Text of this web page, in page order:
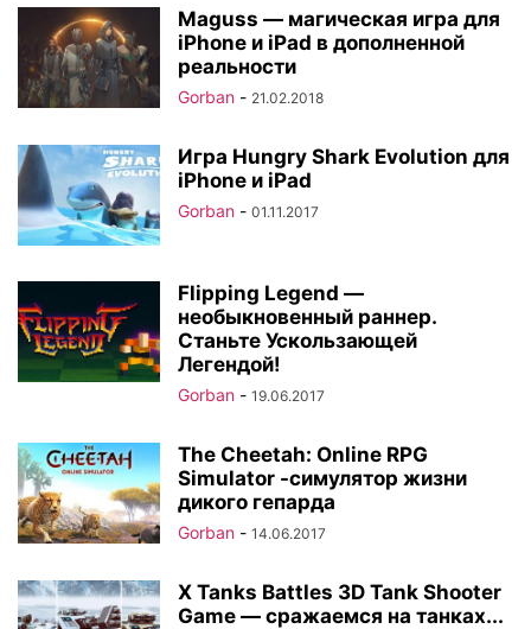
Maguss — магическая игра для
iPhone и iPad в дополненной
реальности
Gorban - 21.02.2018
Игра Hungry Shark Evolution для
iPhone и iPad
Gorban - 01.11.2017
Flipping Legend —
необыкновенный раннер.
Станьте Ускользающей
Легендой!
Gorban - 19.06.2017
The Cheetah: Online RPG
Simulator -симулятор жизни
дикого гепарда
Gorban - 14.06.2017
X Tanks Battles 3D Tank Shooter
Game — сражаемся на танках...